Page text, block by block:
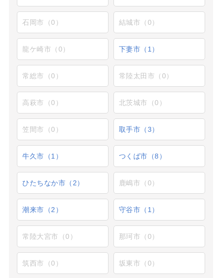
石岡市（0） 結城市（0）
龍ケ崎市（0） 下妻市（1）
常総市（0） 常陸太田市（0）
高萩市（0） 北茨城市（0）
笠間市（0） 取手市（3）
牛久市（1） つくば市（8）
ひたちなか市（2） 鹿嶋市（0）
潮来市（2） 守谷市（1）
常陸大宮市（0） 那珂市（0）
筑西市（0） 坂東市（0）